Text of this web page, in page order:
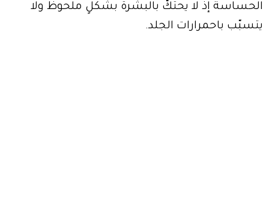
الحساسة إذ لا يحتكّ بالبشرة بشكلٍ ملحوظ ولا
يتسبّب باحمرارات الجلد.